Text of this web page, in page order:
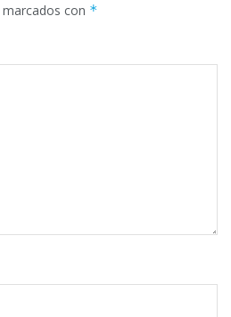
con *